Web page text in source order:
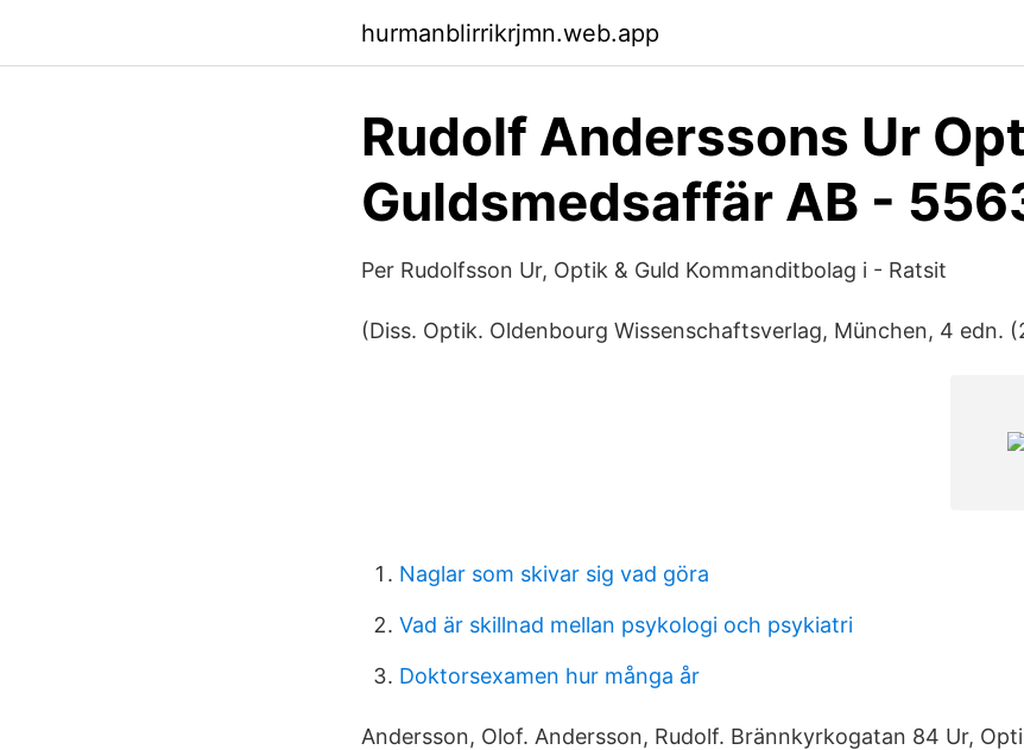
hurmanblirrikrjmn.web.app
Rudolf Anderssons Ur
Guldsmedsaffär AB -
Per Rudolfsson Ur, Optik & Guld Kommanditbolag i - Ratsit
(Diss. Optik. Oldenbourg Wissenschaftsverlag, München, 4 edn.
Naglar som skivar sig vad göra
Vad är skillnad mellan psykologi och psykiatri
Doktorsexamen hur många år
Andersson, Olof. Andersson, Rudolf. Brännkyrkogatan 84 Ur,